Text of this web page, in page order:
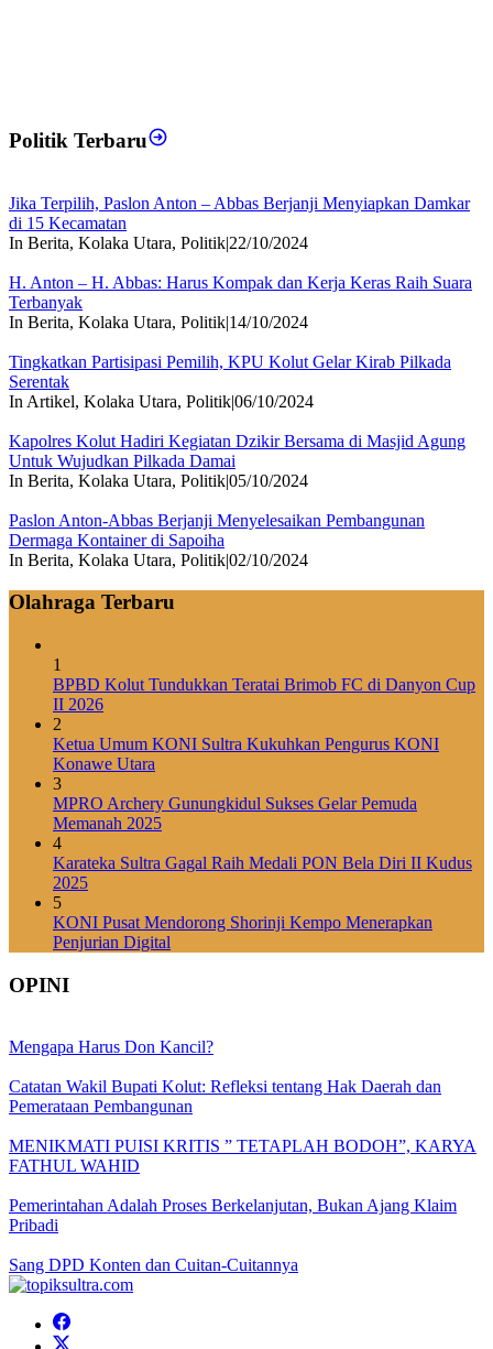
Politik Terbaru
Jika Terpilih, Paslon Anton – Abbas Berjanji Menyiapkan Damkar
di 15 Kecamatan
In Berita, Kolaka Utara, Politik|22/10/2024
H. Anton – H. Abbas: Harus Kompak dan Kerja Keras Raih Suara
Terbanyak
In Berita, Kolaka Utara, Politik|14/10/2024
Tingkatkan Partisipasi Pemilih, KPU Kolut Gelar Kirab Pilkada
Serentak
In Artikel, Kolaka Utara, Politik|06/10/2024
Kapolres Kolut Hadiri Kegiatan Dzikir Bersama di Masjid Agung
Untuk Wujudkan Pilkada Damai
In Berita, Kolaka Utara, Politik|05/10/2024
Paslon Anton-Abbas Berjanji Menyelesaikan Pembangunan
Dermaga Kontainer di Sapoiha
In Berita, Kolaka Utara, Politik|02/10/2024
Olahraga Terbaru
1
BPBD Kolut Tundukkan Teratai Brimob FC di Danyon Cup
II 2026
2
Ketua Umum KONI Sultra Kukuhkan Pengurus KONI
Konawe Utara
3
MPRO Archery Gunungkidul Sukses Gelar Pemuda
Memanah 2025
4
Karateka Sultra Gagal Raih Medali PON Bela Diri II Kudus
2025
5
KONI Pusat Mendorong Shorinji Kempo Menerapkan
Penjurian Digital
OPINI
Mengapa Harus Don Kancil?
Catatan Wakil Bupati Kolut: Refleksi tentang Hak Daerah dan
Pemerataan Pembangunan
MENIKMATI PUISI KRITIS ” TETAPLAH BODOH”, KARYA
FATHUL WAHID
Pemerintahan Adalah Proses Berkelanjutan, Bukan Ajang Klaim
Pribadi
Sang DPD Konten dan Cuitan-Cuitannya